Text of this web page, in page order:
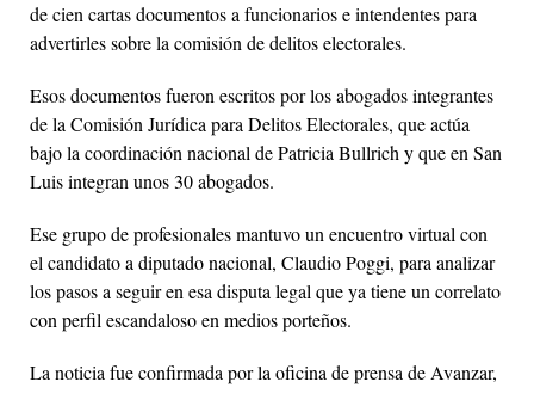
de cien cartas documentos a funcionarios e intendentes para
advertirles sobre la comisión de delitos electorales.
Esos documentos fueron escritos por los abogados integrantes
de la Comisión Jurídica para Delitos Electorales, que actúa
bajo la coordinación nacional de Patricia Bullrich y que en San
Luis integran unos 30 abogados.
Ese grupo de profesionales mantuvo un encuentro virtual con
el candidato a diputado nacional, Claudio Poggi, para analizar
los pasos a seguir en esa disputa legal que ya tiene un correlato
con perfil escandaloso en medios porteños.
La noticia fue confirmada por la oficina de prensa de Avanzar,